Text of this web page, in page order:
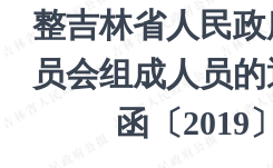
整吉林省人民
员会组成人员
函〔2019